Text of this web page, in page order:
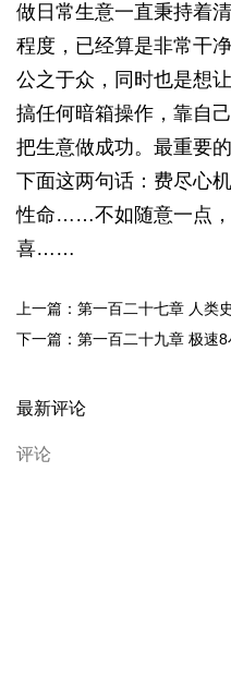
做日常生意一直秉持着
程度，已经算是非常干
公之于众，同时也是想
搞任何暗箱操作，靠自
把生意做成功。最重要
下面这两句话：费尽心
性命……不如随意一点，
喜……
上一篇：第一百二十七章 人类
下一篇：第一百二十九章 极速8
最新评论